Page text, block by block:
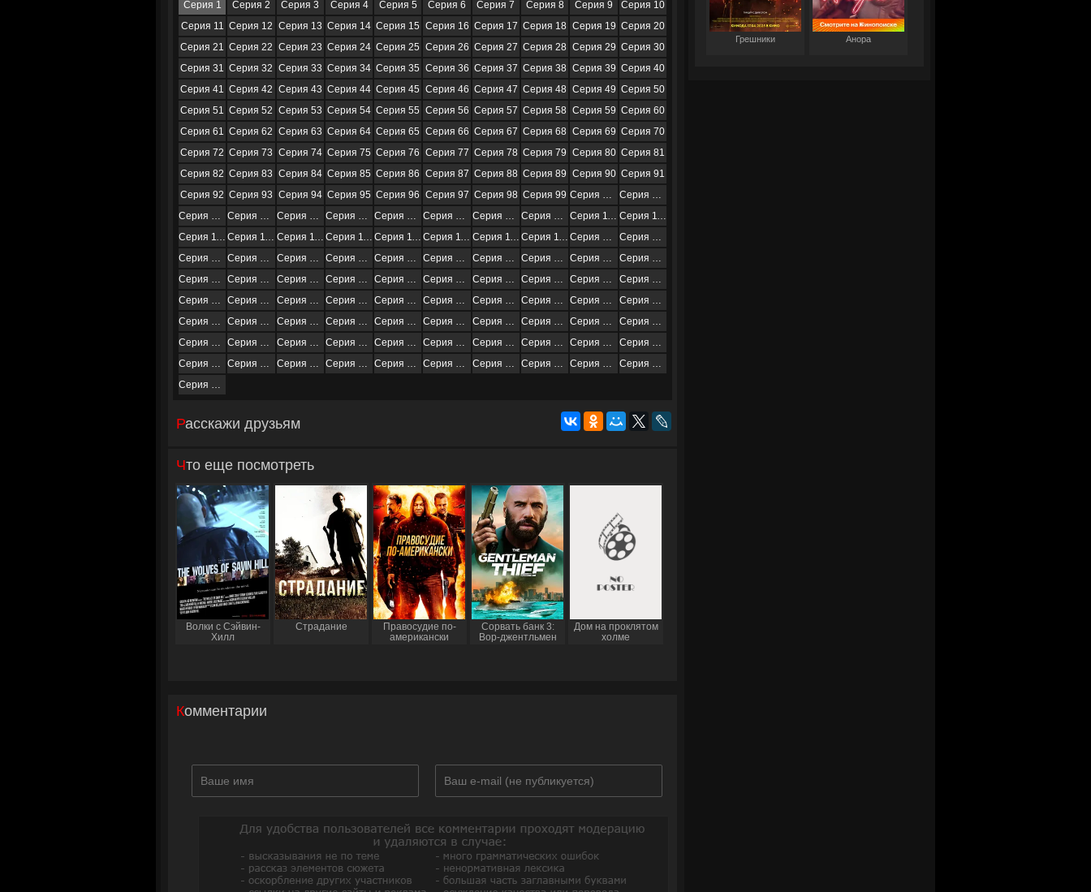
Серия 1 Серия 2 Серия 3 Серия 4 Серия 5 Серия 6 Серия 7 Серия 8 Серия 9
Серия 10
Серия 11 Серия 12 Серия 13 Серия 14 Серия 15 Серия 16 Серия 17 Серия 18 Серия 19 Серия 20
Серия 21 Серия 22 Серия 23 Серия 24 Серия 25 Серия 26 Серия 27 Серия 28 Серия 29 Серия 30
Серия 31 Серия 32 Серия 33 Серия 34 Серия 35 Серия 36 Серия 37 Серия 38 Серия 39 Серия 40
Серия 41 Серия 42 Серия 43 Серия 44 Серия 45 Серия 46 Серия 47 Серия 48 Серия 49 Серия 50
Серия 51 Серия 52 Серия 53 Серия 54 Серия 55 Серия 56 Серия 57 Серия 58 Серия 59 Серия 60
Серия 61 Серия 62 Серия 63 Серия 64 Серия 65 Серия 66 Серия 67 Серия 68 Серия 69 Серия 70
Серия 72 Серия 73 Серия 74 Серия 75 Серия 76 Серия 77 Серия 78 Серия 79 Серия 80 Серия 81
Серия 82 Серия 83 Серия 84 Серия 85 Серия 86 Серия 87 Серия 88 Серия 89 Серия 90 Серия 91
Серия 92 Серия 93 Серия 94 Серия 95 Серия 96 Серия 97 Серия 98 Серия 99 Серия 100
Серия 101
Серия 102
Серия 103 Серия 104 Серия 105 Серия 106 Серия 107 Серия 108 Серия 109 Серия 110
Серия 111
Серия 112
Серия 113 Серия 114 Серия 115 Серия 116 Серия 117 Серия 118 Серия 119 Серия 120
Серия 121
Серия 122
Серия 123 Серия 124 Серия 125 Серия 126 Серия 127 Серия 128 Серия 129 Серия 130
Серия 131
Серия 132
Серия 133 Серия 134 Серия 135 Серия 136 Серия 137 Серия 138 Серия 139 Серия 140
Серия 141
Серия 142
Серия 143 Серия 144 Серия 145 Серия 146 Серия 147 Серия 148 Серия 149 Серия 150
Серия 151
Серия 152
Серия 153 Серия 154 Серия 155 Серия 156 Серия 157 Серия 158 Серия 159 Серия 160
Серия 161
Серия 162
Серия 163 Серия 164 Серия 165 Серия 166 Серия 167 Серия 168 Серия 169 Серия 170
Серия 171
Серия 172
Серия 173 Серия 174 Серия 175 Серия 176 Серия 177 Серия 178 Серия 179 Серия 180
Серия 181
Серия 182
Расскажи друзьям
Что еще посмотреть
Волки с Сэйвин-
Хилл
Страдание
Правосудие по-
американски
Сорвать банк 3:
Вор-джентльмен
Дом на проклятом
холме
Комментарии
Грешники Анора